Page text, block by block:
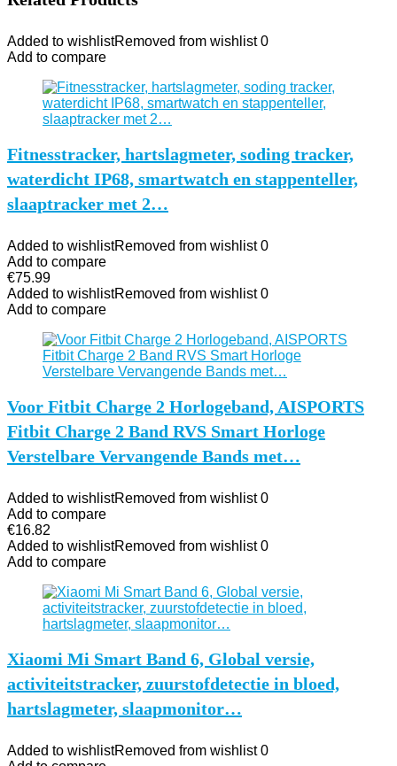
Added to wishlistRemoved from wishlist 0
Add to compare
Fitnesstracker, hartslagmeter, soding tracker,
waterdicht IP68, smartwatch en stappenteller,
slaaptracker met 2…
Added to wishlistRemoved from wishlist 0
Add to compare
€75.99
Added to wishlistRemoved from wishlist 0
Add to compare
Voor Fitbit Charge 2 Horlogeband, AISPORTS
Fitbit Charge 2 Band RVS Smart Horloge
Verstelbare Vervangende Bands met…
Added to wishlistRemoved from wishlist 0
Add to compare
€16.82
Added to wishlistRemoved from wishlist 0
Add to compare
Xiaomi Mi Smart Band 6, Global versie,
activiteitstracker, zuurstofdetectie in bloed,
hartslagmeter, slaapmonitor…
Added to wishlistRemoved from wishlist 0